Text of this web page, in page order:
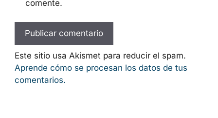
comente.
Este sitio usa Akismet para reducir el spam.
Aprende cómo se procesan los datos de tus
comentarios.